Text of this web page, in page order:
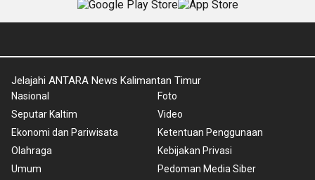
Jelajahi ANTARA News Kalimantan Timur
Nasional
Seputar Kaltim
Ekonomi dan Pariwisata
Olahraga
Umum
Foto
Video
Ketentuan Penggunaan
Kebijakan Privasi
Pedoman Media Siber